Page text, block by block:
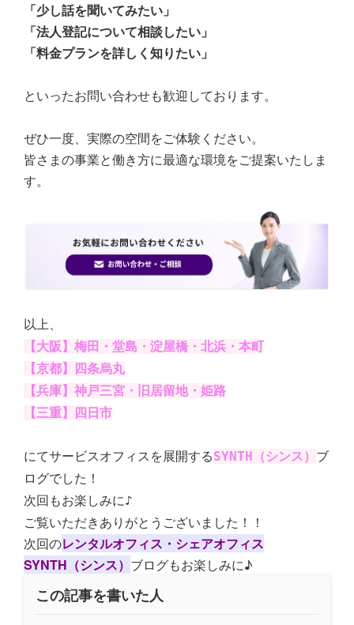
「少し話を聞いてみたい」
「法人登記について相談したい」
「料金プランを詳しく知りたい」
といったお問い合わせも歓迎しております。
ぜひ一度、実際の空間をご体験ください。
皆さまの事業と働き方に最適な環境をご提案いたしま
す。
以上、
【大阪】梅田・堂島・淀屋橋・北浜・本町
【京都】四条烏丸
【兵庫】神戸三宮・旧居留地・姫路
【三重】四日市
にてサービスオフィスを展開するSYNTH（シンス） ブ
ログでした！
次回もお楽しみに♪
ご覧いただきありがとうございました！！
次回のレンタルオフィス・シェアオフィス
SYNTH（シンス） ブログもお楽しみに♪
この記事を書いた人